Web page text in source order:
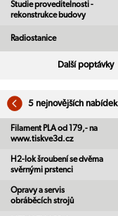
Studie proveditelnosti -
rekonstrukce budovy
Radiostanice
Další poptávky
5 nejnovějších nabídek
Filament PLA od 179,- na
www.tiskve3d.cz
H2-lok šroubení se dvěma
svěrnými prstenci
Opravy a servis
obráběcích strojů